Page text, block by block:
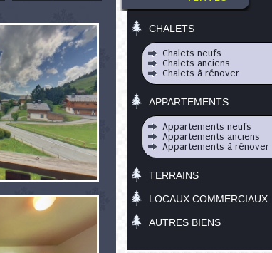
CHALETS
Chalets neufs
Chalets anciens
Chalets à rénover
APPARTEMENTS
Appartements neufs
Appartements anciens
Appartements à rénover
TERRAINS
LOCAUX COMMERCIAUX
AUTRES BIENS